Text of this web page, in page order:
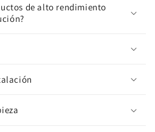
de alto rendimiento